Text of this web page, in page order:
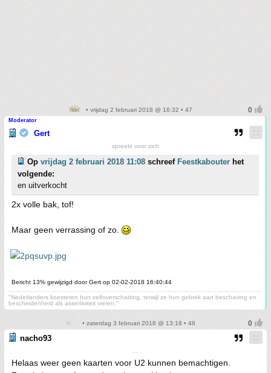
• vrijdag 2 februari 2018 @ 16:32 • 47
Moderator
Gert
spreekt voor zich
Op vrijdag 2 februari 2018 11:08 schreef Feestkabouter het
volgende:
en uitverkocht
2x volle bak, tof!
Maar geen verrassing of zo.
Bericht 13% gewijzigd door Gert op 02-02-2018 16:40:44
"Nederlanders koesteren hun zelfoverschatting, terwijl ze hun gebrek aan beschaving en
bescheidenheid als assertiviteit vieren."
• zaterdag 3 februari 2018 @ 13:18 • 48
nacho93
Helaas weer geen kaarten voor U2 kunnen bemachtigen.